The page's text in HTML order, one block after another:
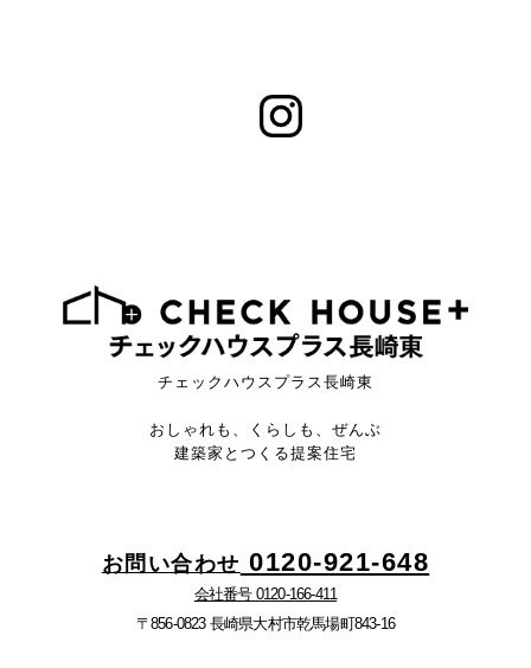
チェックハウスプラス長崎東
おしゃれも、くらしも、ぜんぶ
建築家とつくる提案住宅
お問い合わせ 0120-921-648
会社番号 0120-166-411
〒856-0823 長崎県大村市乾馬場町843-16